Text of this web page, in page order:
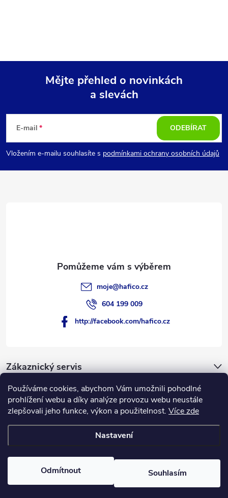
Používáme cookies, abychom Vám umožnili pohodlné
prohlížení webu a díky analýze provozu webu neustále
zlepšovali jeho funkce, výkon a použitelnost. Více zde
Nastavení
Odmítnout Souhlasím
p
a
Mějte přehled o novinkách
a slevách
E-mail
Vložením e-mailu souhlasíte s podmínkami ochrany osobních údajů
ODEBÍRAT
Zákaznický servis
Novinky
Hafico.cz
moje@hafico.cz
604 199 009
http://facebook.com/hafico.cz
. Všechna práva vyhrazena.